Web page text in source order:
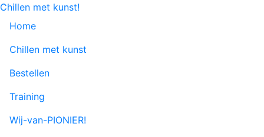
Chillen met kunst!
Home
Chillen met kunst
Bestellen
Training
Wij-van-PIONIER!